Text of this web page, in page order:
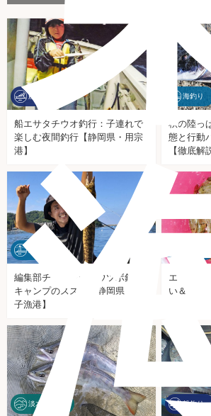
船釣り
船エサタチウオ釣行：子連れで
楽しむ夜間釣行【静岡県・用宗
港】
海釣り
秋の陸っ
態と行動
【徹底解
海釣り
編集部チャレンジ！ウツボ釣り×
キャンプのススメ【静岡県・田
子漁港】
エサハゼ
い＆美味
淡水の釣り 船釣り